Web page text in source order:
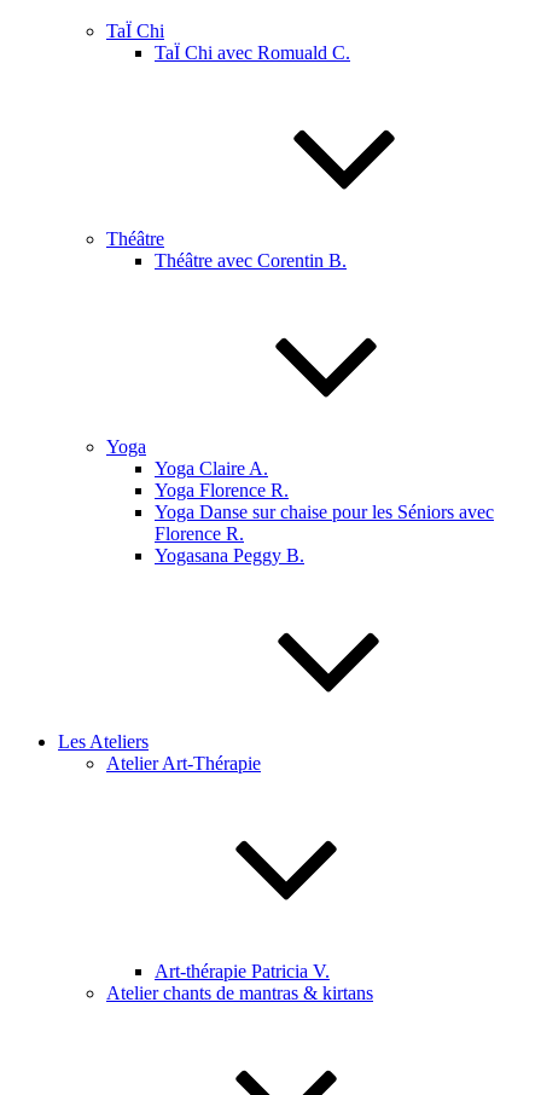
TaÏ Chi
TaÏ Chi avec Romuald C.
Théâtre
Théâtre avec Corentin B.
Yoga
Yoga Claire A.
Yoga Florence R.
Yoga Danse sur chaise pour les Séniors avec
Florence R.
Yogasana Peggy B.
Les Ateliers
Atelier Art-Thérapie
Art-thérapie Patricia V.
Atelier chants de mantras & kirtans